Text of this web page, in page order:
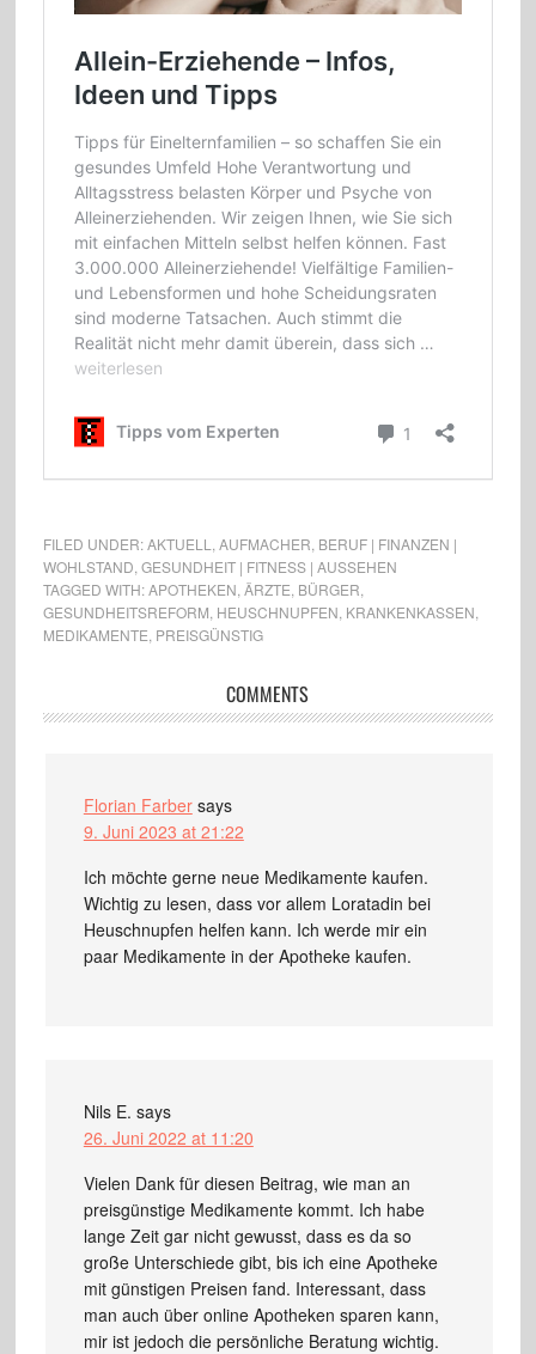
FILED UNDER:AKTUELL AUFMACHER BERUF | FINANZEN |
WOHLSTAND GESUNDHEIT | FITNESS | AUSSEHEN
TAGGED WITH:APOTHEKEN ÄRZTE BÜRGER
GESUNDHEITSREFORM HEUSCHNUPFEN KRANKENKASSEN
MEDIKAMENTE PREISGÜNSTIG
COMMENTS
Florian Farber says
9. Juni 2023 at 21:22
Ich möchte gerne neue Medikamente kaufen.
Wichtig zu lesen, dass vor allem Loratadin bei
Heuschnupfen helfen kann. Ich werde mir ein
paar Medikamente in der Apotheke kaufen.
Nils E. says
26. Juni 2022 at 11:20
Vielen Dank für diesen Beitrag, wie man an
preisgünstige Medikamente kommt. Ich habe
lange Zeit gar nicht gewusst, dass es da so
große Unterschiede gibt, bis ich eine Apotheke
mit günstigen Preisen fand. Interessant, dass
man auch über online Apotheken sparen kann,
mir ist jedoch die persönliche Beratung wichtig.